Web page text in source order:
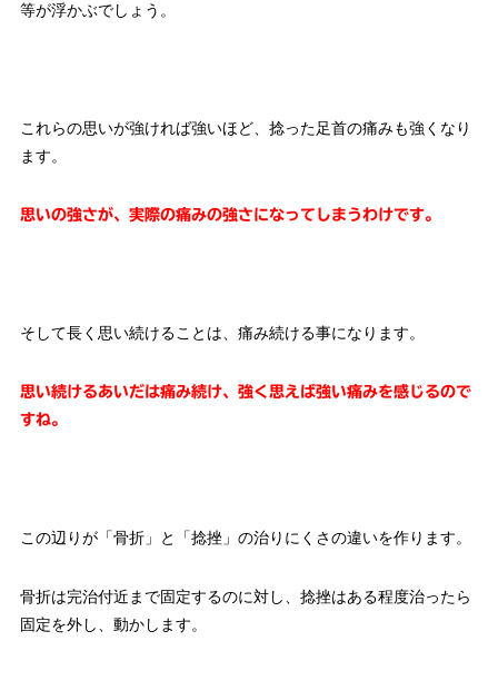
等が浮かぶでしょう。
これらの思いが強ければ強いほど、捻った足首の痛みも強くなり
ます。
思いの強さが、実際の痛みの強さになってしまうわけです。
そして長く思い続けることは、痛み続ける事になります。
思い続けるあいだは痛み続け、強く思えば強い痛みを感じるので
すね。
この辺りが「骨折」と「捻挫」の治りにくさの違いを作ります。
骨折は完治付近まで固定するのに対し、捻挫はある程度治ったら
固定を外し、動かします。